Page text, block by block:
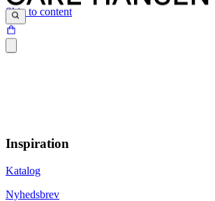
Skip to content
Inspiration
Katalog
Nyhedsbrev